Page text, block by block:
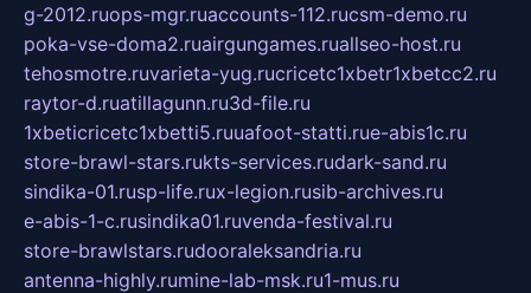
g-2012.ruops-mgr.ruaccounts-112.rucsm-demo.ru
poka-vse-doma2.ruairgungames.ruallseo-host.ru
tehosmotre.ruvarieta-yug.rucricetc1xbetr1xbetcc2.ru
raytor-d.ruatillagunn.ru3d-file.ru
1xbeticricetc1xbetti5.ruuafoot-statti.rue-abis1c.ru
store-brawl-stars.rukts-services.rudark-sand.ru
sindika-01.rusp-life.rux-legion.rusib-archives.ru
e-abis-1-c.rusindika01.ruvenda-festival.ru
store-brawlstars.rudooraleksandria.ru
antenna-highly.rumine-lab-msk.ru1-mus.ru